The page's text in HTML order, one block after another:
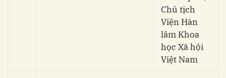
Chủ tịch
Viện Hàn
lâm Khoa
học Xã hội
Việt Nam